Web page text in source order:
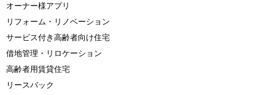
オーナー様アプリ
リフォーム・リノベーション
サービス付き高齢者向け住宅
借地管理・リロケーション
高齢者用賃貸住宅
リースバック